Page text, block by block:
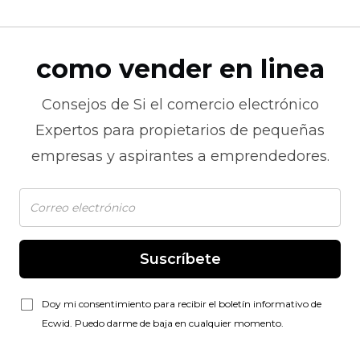
como vender en linea
Consejos de Si el comercio electrónico
Expertos para propietarios de pequeñas
empresas y aspirantes a emprendedores.
Suscríbete
Doy mi consentimiento para recibir el boletín informativo de
Ecwid. Puedo darme de baja en cualquier momento.